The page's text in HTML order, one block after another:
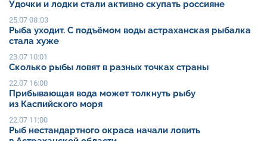
Удочки и лодки стали активно скупать россияне
25.07 08:03
Рыба уходит. С подъёмом воды астраханская рыбалка
стала хуже
23.07 10:01
Сколько рыбы ловят в разных точках страны
22.07 16:00
Прибывающая вода может толкнуть рыбу
из Каспийского моря
22.07 11:00
Рыб нестандартного окраса начали ловить